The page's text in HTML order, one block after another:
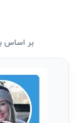
بر اساس